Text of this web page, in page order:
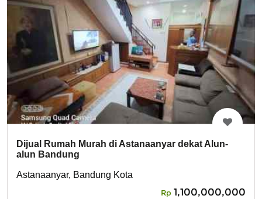
Dijual Rumah Murah di Astanaanyar dekat Alun-
alun Bandung
Astanaanyar, Bandung Kota
Rp 1,100,000,000